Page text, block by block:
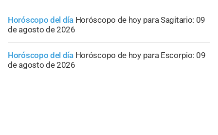
Horóscopo del día Horóscopo de hoy para Sagitario: 09
de agosto de 2026
Horóscopo del día Horóscopo de hoy para Escorpio: 09
de agosto de 2026